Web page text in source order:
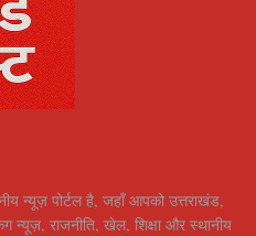
न्यूज़ पोर्टल है, जहाँ आपको उत्तराखंड,
न्यूज़, राजनीति, खेल, शिक्षा और स्थानीय